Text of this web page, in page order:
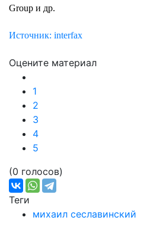
Group и др.
Источник: interfax
Оцените материал
1
2
3
4
5
(0 голосов)
Теги
михаил сеславинский